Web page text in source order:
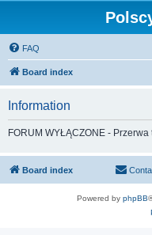
FAQ
Board index
Information
FORUM WYŁĄCZONE -
Board index
Powered by phpBB